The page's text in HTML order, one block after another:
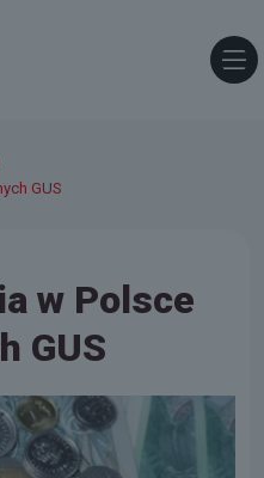
GUS
w Polsce
GUS